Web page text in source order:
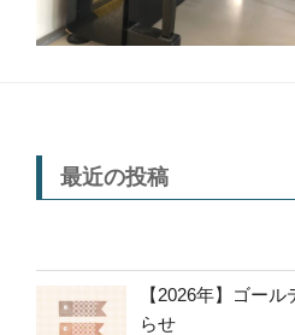
最近の投稿
【2026年】ゴー
らせ